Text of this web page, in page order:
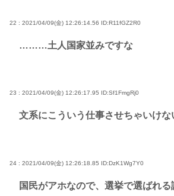
22 : 2021/04/09(金) 12:26:14.56 ID:R11fGZ2R0
………土人国家並みですな
23 : 2021/04/09(金) 12:26:17.95 ID:Sf1FmgRj0
文系にこういう仕事させちゃいけな
24 : 2021/04/09(金) 12:26:18.85 ID:DzK1Wg7Y0
国民がアホなので、選挙で選ばれる